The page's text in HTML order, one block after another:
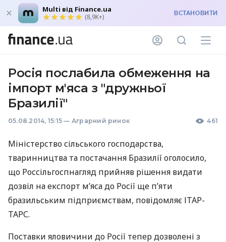
Multi від Finance.ua
(8,9K+) ВСТАНОВИТИ
Росія послабила обмеження на
імпорт м'яса з "дружньої
Бразилії"
05.08.2014, 15:15 — Аграрний ринок 461
Міністерство сільського господарства,
тваринництва та постачання Бразилії оголосило,
що Россільгоспнагляд прийняв рішення видати
дозвіл на експорт м’яса до Росії ще п’яти
бразильським підприємствам, повідомляє ІТАР-
ТАРС.
Поставки яловичини до Росії тепер дозволені з